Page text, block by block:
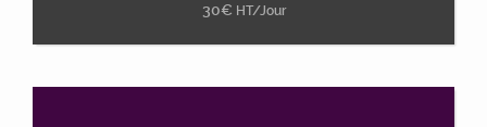
30€ HT/Jour